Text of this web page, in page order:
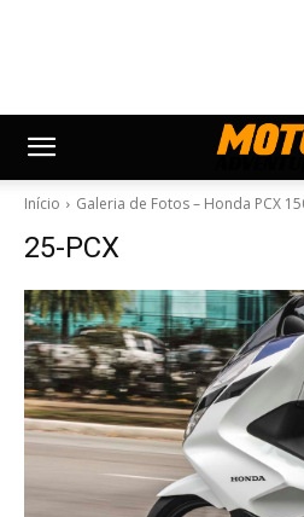
Início Galeria de Fotos – Honda PCX
25-PCX